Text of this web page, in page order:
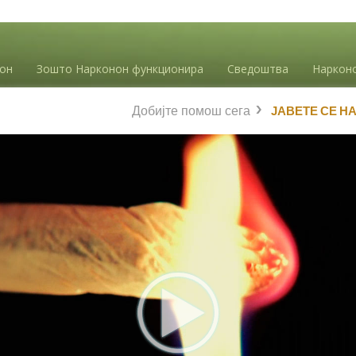
Зошто Нарконон функционира Сведоштва
ЈАВЕТЕ СЕ НА
Добијте помош сега